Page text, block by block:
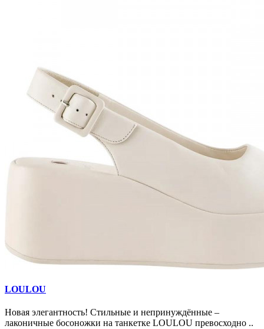
LOULOU
Новая элегантность! Стильные и непринуждённые –
лаконичные босоножки на танкетке LOULOU превосходно ..